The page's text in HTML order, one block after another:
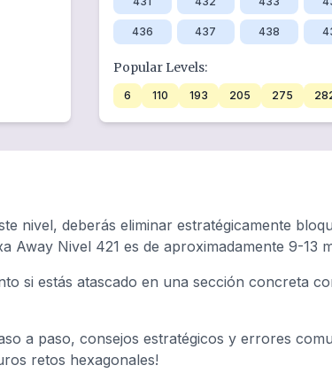
436 437 438
Popular Levels:
6 110 193 205 275
nivel, deberás eliminar estratégicamente
Away Nivel 421 es de aproximadamente 9-13
si estás atascado en una sección concreta
a paso, consejos estratégicos y errores
retos hexagonales!